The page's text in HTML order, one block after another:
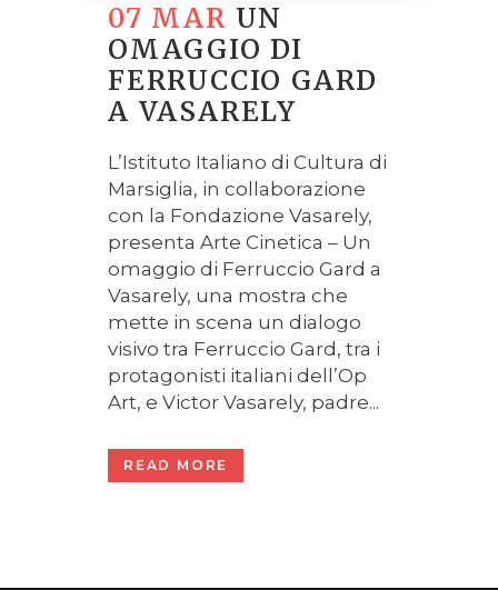
07 MAR UN
OMAGGIO DI
FERRUCCIO GARD
A VASARELY
L’Istituto Italiano di Cultura di
Marsiglia, in collaborazione
con la Fondazione Vasarely,
presenta Arte Cinetica – Un
omaggio di Ferruccio Gard a
Vasarely, una mostra che
mette in scena un dialogo
visivo tra Ferruccio Gard, tra i
protagonisti italiani dell’Op
Art, e Victor Vasarely, padre...
READ MORE